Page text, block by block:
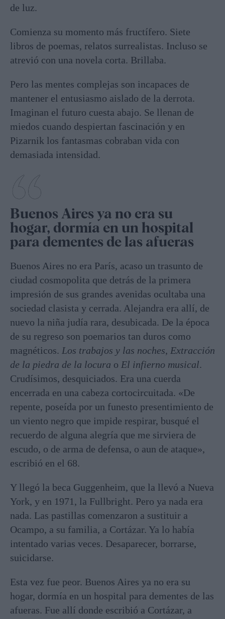
de luz.
Comienza su momento más fructífero. Siete
libros de poemas, relatos surrealistas. Incluso se
atrevió con una novela corta. Brillaba.
Pero las mentes complejas son incapaces de
mantener el entusiasmo aislado de la derrota.
Imaginan el futuro cuesta abajo. Se llenan de
miedos cuando despiertan fascinación y en
Pizarnik los fantasmas cobraban vida con
demasiada intensidad.
Buenos Aires ya no era su
hogar, dormía en un hospital
para dementes de las afueras
Buenos Aires no era París, acaso un trasunto de
ciudad cosmopolita que detrás de la primera
impresión de sus grandes avenidas ocultaba una
sociedad clasista y cerrada. Alejandra era allí, de
nuevo la niña judía rara, desubicada. De la época
de su regreso son poemarios tan duros como
magnéticos. Los trabajos y las noches, Extracción
de la piedra de la locura o El infierno musical.
Crudísimos, desquiciados. Era una cuerda
encerrada en una cabeza cortocircuitada. «De
repente, poseída por un funesto presentimiento de
un viento negro que impide respirar, busqué el
recuerdo de alguna alegría que me sirviera de
escudo, o de arma de defensa, o aun de ataque»,
escribió en el 68.
Y llegó la beca Guggenheim, que la llevó a Nueva
York, y en 1971, la Fullbright. Pero ya nada era
nada. Las pastillas comenzaron a sustituir a
Ocampo, a su familia, a Cortázar. Ya lo había
intentado varias veces. Desaparecer, borrarse,
suicidarse.
Esta vez fue peor. Buenos Aires ya no era su
hogar, dormía en un hospital para dementes de las
afueras. Fue allí donde escribió a Cortázar, a